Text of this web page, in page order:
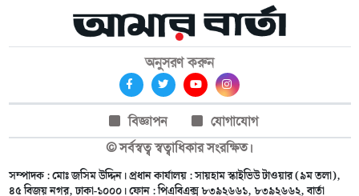
অনুসরণ করুন
বিজ্ঞাপন
যোগাযোগ
© সর্বস্বত্ব স্বত্বাধিকার সংরক্ষিত।
সম্পাদক : মোঃ জসিম উদ্দিন। প্রধান কার্যালয় : সায়হাম স্কাইভিউ টাওয়ার (৯ম তলা),
৪৫ বিজয় নগর, ঢাকা-১০০০। ফোন : পিএবিএক্স ৮৩৯২৬৬১, ৮৩৯২৬৬২, বার্তা